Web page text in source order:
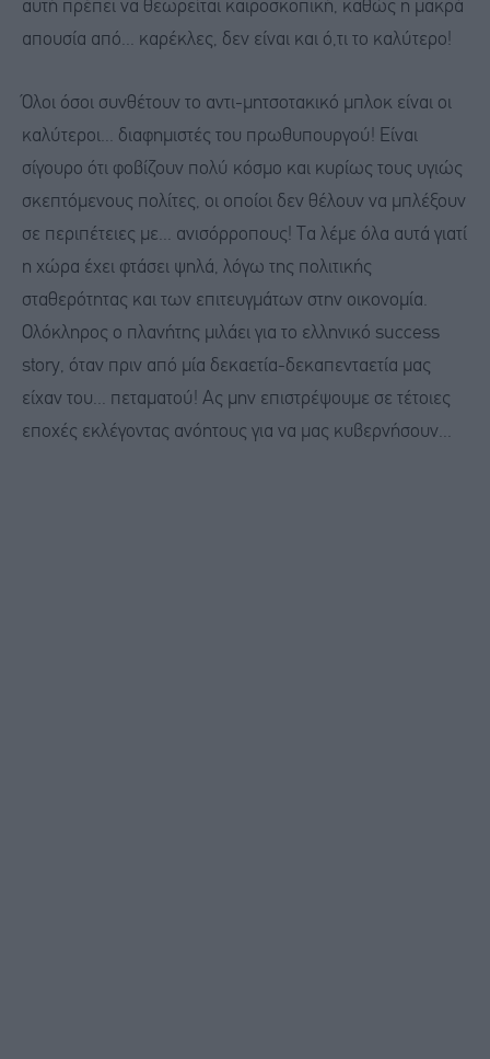
αυτή πρέπει να θεωρείται καιροσκοπική, καθώς η μακρά
απουσία από... καρέκλες, δεν είναι και ό,τι το καλύτερο!
Όλοι όσοι συνθέτουν το αντι-μητσοτακικό μπλοκ είναι οι
καλύτεροι... διαφημιστές του πρωθυπουργού! Είναι
σίγουρο ότι φοβίζουν πολύ κόσμο και κυρίως τους υγιώς
σκεπτόμενους πολίτες, οι οποίοι δεν θέλουν να μπλέξουν
σε περιπέτειες με... ανισόρροπους! Τα λέμε όλα αυτά γιατί
η χώρα έχει φτάσει ψηλά, λόγω της πολιτικής
σταθερότητας και των επιτευγμάτων στην οικονομία.
Ολόκληρος ο πλανήτης μιλάει για το ελληνικό success
story, όταν πριν από μία δεκαετία-δεκαπενταετία μας
είχαν του... πεταματού! Ας μην επιστρέψουμε σε τέτοιες
εποχές εκλέγοντας ανόητους για να μας κυβερνήσουν...